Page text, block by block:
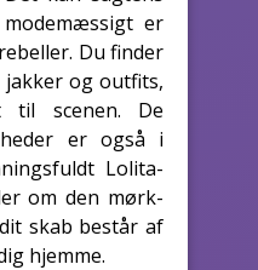
er
Du finder
og outfits,
scenen. De
er også i
Lolita-
om den mørk-
skab består af
hjemme.